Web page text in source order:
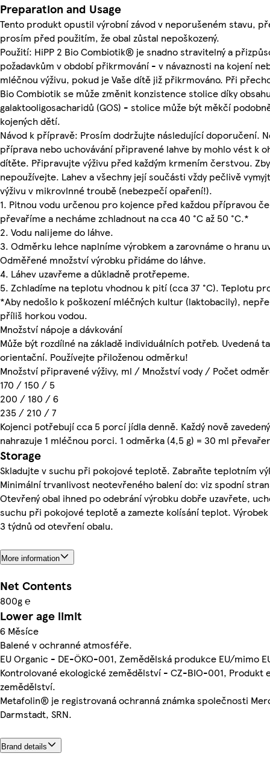
Preparation and Usage
Tento produkt opustil výrobní závod v neporušeném stavu,
prosím před použitím, že obal zůstal nepoškozený.
Použití: HiPP 2 Bio Combiotik® je snadno stravitelný a
požadavkům v období přikrmování - v návaznosti na kojení
mléčnou výživu, pokud je Vaše dítě již přikrmováno. Při
Bio Combiotik se může změnit konzistence stolice díky
galaktooligosacharidů (GOS) - stolice může být měkčí
kojených dětí.
Návod k přípravě: Prosím dodržujte následující doporučení.
příprava nebo uchovávání připravené lahve by mohlo vést k
dítěte. Připravujte výživu před každým krmením čerstvou.
nepoužívejte. Lahev a všechny její součásti vždy pečlivě
výživu v mikrovlnné troubě (nebezpečí opaření!).
1. Pitnou vodu určenou pro kojence před každou přípravou
převaříme a necháme zchladnout na cca 40 °C až 50 °C.*
2. Vodu nalijeme do láhve.
3. Odměrku lehce naplníme výrobkem a zarovnáme o hranu
Odměřené množství výrobku přidáme do láhve.
4. Láhev uzavřeme a důkladně protřepeme.
5. Zchladíme na teplotu vhodnou k pití (cca 37 °C). Teplotu
*Aby nedošlo k poškození mléčných kultur (laktobacily),
příliš horkou vodou.
Množství nápoje a dávkování
Může být rozdílné na základě individuálních potřeb. Uvedená
orientační. Používejte přiloženou odměrku!
Množství připravené výživy, ml / Množství vody / Počet
170 / 150 / 5
200 / 180 / 6
235 / 210 / 7
Kojenci potřebují cca 5 porcí jídla denně. Každý nově
nahrazuje 1 mléčnou porci. 1 odměrka (4,5 g) = 30 ml
Storage
Skladujte v suchu při pokojové teplotě. Zabraňte teplotním
Minimální trvanlivost neotevřeného balení do: viz spodní
Otevřený obal ihned po odebrání výrobku dobře uzavřete,
suchu při pokojové teplotě a zamezte kolísání teplot.
3 týdnů od otevření obalu.
More information
Net Contents
800g ℮
Lower age limit
6 Měsíce
Balené v ochranné atmosféře.
EU Organic - DE-ÖKO-001, Zemědělská produkce EU/mimo
Kontrolované ekologické zemědělství - CZ-BIO-001, Produkt
zemědělství.
Metafolin® je registrovaná ochranná známka společnosti
Darmstadt, SRN.
Brand details